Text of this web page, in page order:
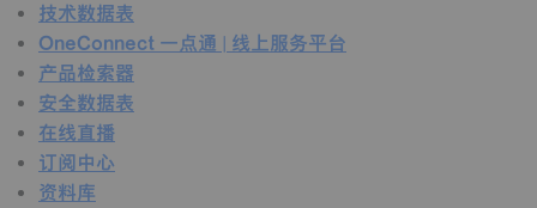
技术数据表
OneConnect 一点通 | 线上服务平台
产品检索器
安全数据表
在线直播
订阅中心
资料库